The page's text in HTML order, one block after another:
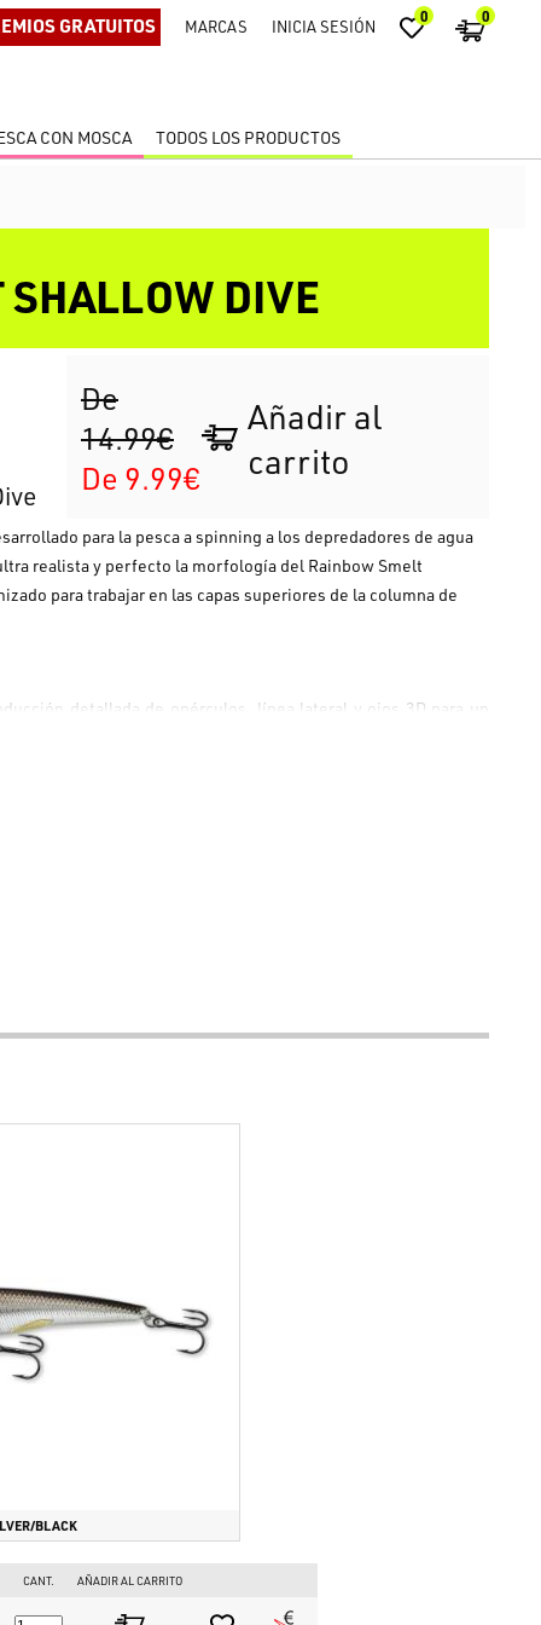
GRATUITOS MARCAS INICIA SESIÓN 0 0
CON MOSCA TODOS LOS PRODUCTOS
DIVE
De
14.99€
De 9.99€
Añadir al
carrito
para la pesca a spinning a los depredadores de agua
realista y perfecto la morfología del Rainbow Smelt
para trabajar en las capas superiores de la columna de
detallada de opérculos, línea lateral y ojos 3D para un
regular, pequeños "tirones" y pausas estáticas, momento
BLACK
CANT. AÑADIR AL CARRITO